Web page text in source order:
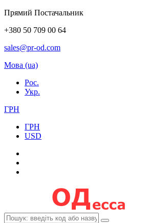
Прямий Постачальник
+380 50 709 00 64
sales@pr-od.com
Мова (ua)
Рос.
Укр.
ГРН
ГРН
USD